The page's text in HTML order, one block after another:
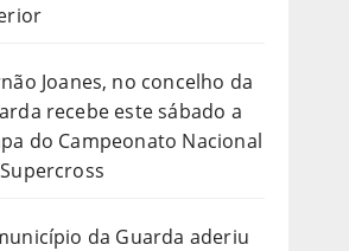
Joanes, no concelho da
recebe este sábado a
do Campeonato Nacional
da Guarda aderiu